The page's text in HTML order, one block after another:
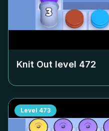
Knit Out level 472
Level 473